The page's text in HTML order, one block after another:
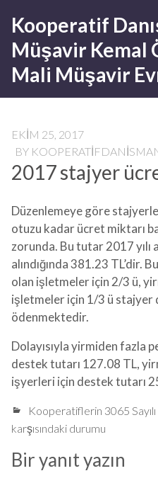
content
Kooperatif
Müşavir Kemal
Mali Müşavir
EKIM 25, 2017
BY
2017 stajyer
Düzenlemeye göre
otuzu kadar ücret miktarı
zorunda. Bu tutar 2017
alındığında 381.23 TL’dir.
olan işletmeler için 2/3 ü,
işletmeler için 1/3 ü stajyer
ödenmektedir.
Dolayısıyla yirmiden fazla
destek tutarı 127.08 TL,
işyerleri için destek tutarı
Kooperatiflerin 3065
karşısındaki durumu
Bir yanıt yazın